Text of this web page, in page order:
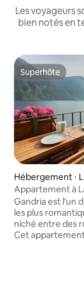
Les voyageurs
bien notés en
Superhôte
Superhôte
Hébergement ⋅
Appartement à
Gandria est l'un
les plus
niché entre des
Cet